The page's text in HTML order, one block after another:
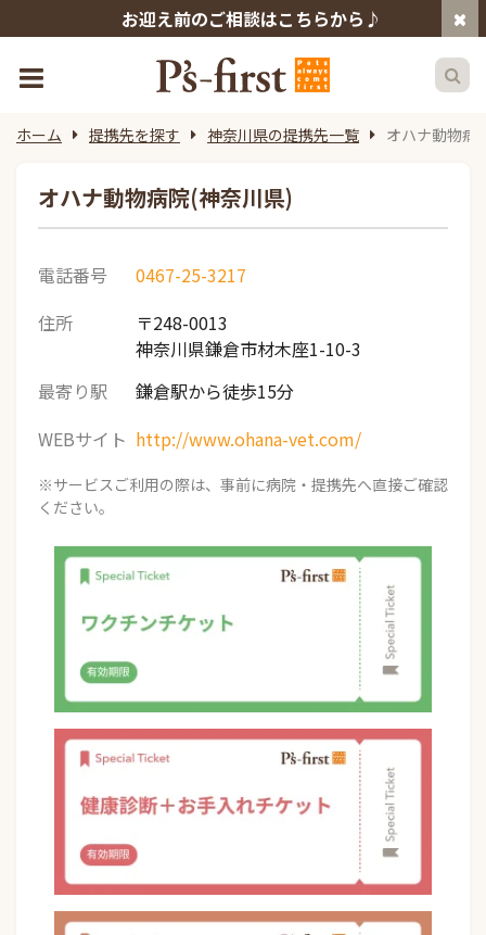
お迎え前のご相談はこちらから♪
ホーム 提携先を探す 神奈川県の提携先一覧 オハナ動物病
オハナ動物病院(神奈川県)
電話番号
0467-25-3217
住所
〒248-0013
神奈川県鎌倉市材木座1-10-3
最寄り駅
鎌倉駅から徒歩15分
WEBサイト http://www.ohana-vet.com/
※サービスご利用の際は、事前に病院・提携先へ直接ご確認
ください。